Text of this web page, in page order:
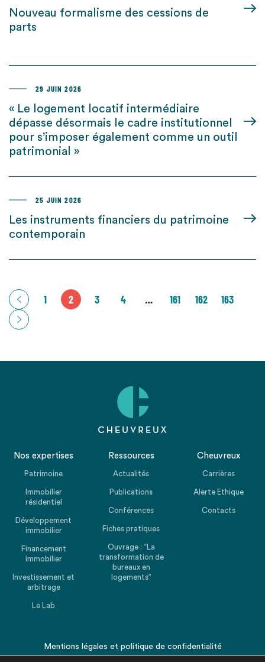
Nouveau formalisme des cessions de
parts
29 JUIN 2026
« Le logement locatif intermédiaire
dépasse désormais le cadre institutionnel
pour s’imposer également comme un outil
patrimonial »
25 JUIN 2026
Les instruments financiers du patrimoine
contemporain
1 2 3 4 … 161 162 163
Nos expertises
Patrimoine
Immobilier
résidentiel
Développement
immobilier
Financement
immobilier
Investissement et
arbitrage
Le Lab
Ressources
Actualités
Publications
Conférences
Fiches pratiques
Ouvrage : “La
transformation de
bureaux en
logements”
Cheuvreux
Carrières
Alerte Ethique
Contacts
Mentions légales et politique de confidentialité